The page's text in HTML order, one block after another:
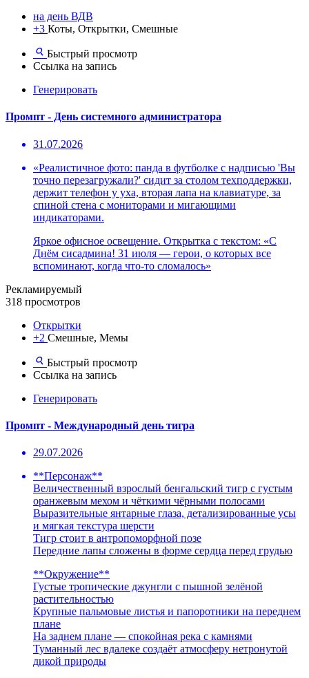
на день ВДВ
+3 Коты, Открытки, Смешные
Быстрый просмотр
Ссылка на запись
Генерировать
Промпт - День системного администратора
31.07.2026
«Реалистичное фото: панда в футболке с надписью 'Вы
точно перезагружали?' сидит за столом техподдержки,
держит телефон у уха, вторая лапа на клавиатуре, за
спиной стена с мониторами и мигающими
индикаторами.
Яркое офисное освещение. Открытка с текстом: «С
Днём сисадмина! 31 июля — герои, о которых все
вспоминают, когда что-то сломалось»
Рекламируемый
318 просмотров
Открытки
+2 Смешные, Мемы
Быстрый просмотр
Ссылка на запись
Генерировать
Промпт - Международный день тигра
29.07.2026
**Персонаж**
Величественный взрослый бенгальский тигр с густым
оранжевым мехом и чёткими чёрными полосами
Выразительные янтарные глаза, детализированные усы
и мягкая текстура шерсти
Тигр стоит в антропоморфной позе
Передние лапы сложены в форме сердца перед грудью
**Окружение**
Густые тропические джунгли с пышной зелёной
растительностью
Крупные пальмовые листья и папоротники на переднем
плане
На заднем плане — спокойная река с камнями
Туманный лес вдалеке создаёт атмосферу нетронутой
дикой природы